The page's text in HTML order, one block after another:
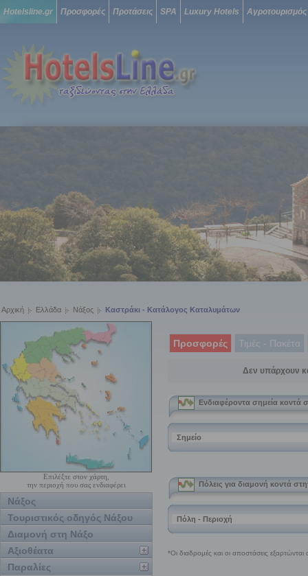
Hotelsline.gr Προσφορές Προτάσεις SPA Luxury Hotels Αγροτουρισμός
Αρχική Ελλάδα Νάξος Καστράκι - Κατάλογος Καταλυμάτων
Επιλέξτε στον χάρτη,
την περιοχή που σας ενδιαφέρει
Νάξος
Τουριστικός οδηγός Νάξου
Διαμονή στη Νάξο
Αξιοθέατα
Παραλίες
Προσφορές Τιμές - Πακέτα
Δεν υπάρχουν